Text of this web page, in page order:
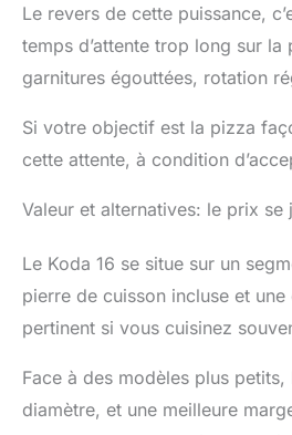
Le revers de cette puissance,
temps d’attente trop long sur
garnitures égouttées, rotation
Si votre objectif est la pizza
cette attente, à condition
Valeur et alternatives: le prix
Le Koda 16 se situe sur un
pierre de cuisson incluse et
pertinent si vous cuisinez
Face à des modèles plus
diamètre, et une meilleure